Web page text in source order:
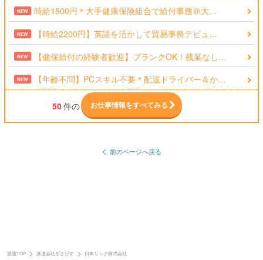
NEW 時給1800円＊大手健康保険組合で給付事務＠大…
NEW 【時給2200円】英語を活かして貿易事務デビュ…
NEW 【健保給付の経験者歓迎】ブランクOK！残業なし…
NEW 【年齢不問】PCスキル不要＊配送ドライバー＆か…
50件の お仕事情報をすべてみる
前のページへ戻る
派遣TOP 派遣会社をさがす 日本リック株式会社